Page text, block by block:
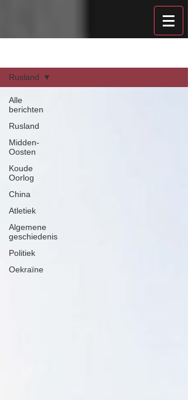
Alle
berichten
Rusland
Midden-
Oosten
Koude
Oorlog
China
Atletiek
Algemene
geschiedenis
Politiek
Oekraïne
Rusland